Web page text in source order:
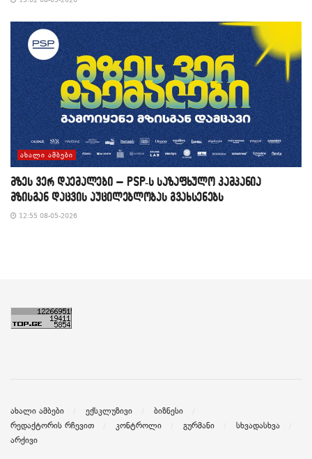
ᲐᲮᲐᲚᲘ ᲐᲛᲑᲔᲑᲘ
მზეს ვერ დაემალები – PSP-ს საზაფხულო კამპანია
მზისგან დაცვის აუცილებლობას გვახსენებს
12:55 08-05-2026
ახალი ამბები ექსკლუზივი
ბიზნესი
რედაქტორის რჩევით
კონტროლი გურმანი
სხვადასხვა
არქივი